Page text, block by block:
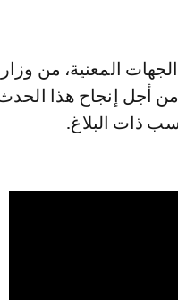
المعنية، من
أجل إنجاح هذا
ذات البلاغ.